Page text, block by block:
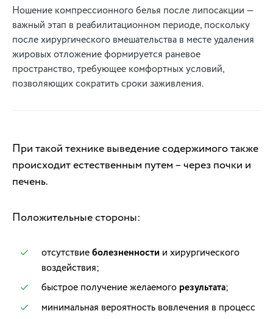
Ношение компрессионного белья после липосакции —
важный этап в реабилитационном периоде, поскольку
после хирургического вмешательства в месте удаления
жировых отложение формируется раневое
пространство, требующее комфортных условий,
позволяющих сократить сроки заживления.
При такой технике выведение содержимого также
происходит естественным путем – через почки и
печень.
Положительные стороны:
отсутствиеболезненности и хирургического
воздействия;
быстрое получение желаемого результата;
минимальная вероятность вовлечения в процесс